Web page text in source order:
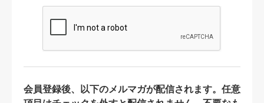
会員登録後、以下のメルマガが配信されます。任意